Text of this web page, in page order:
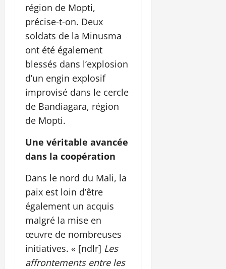
région de Mopti,
précise-t-on. Deux
soldats de la Minusma
ont été également
blessés dans l’explosion
d’un engin explosif
improvisé dans le cercle
de Bandiagara, région
de Mopti.
Une véritable avancée
dans la coopération
Dans le nord du Mali, la
paix est loin d’être
également un acquis
malgré la mise en
œuvre de nombreuses
initiatives. « [ndlr] Les
affrontements entre les